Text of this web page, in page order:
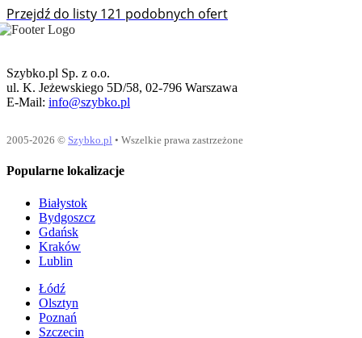
Przejdź do listy 121 podobnych ofert
Szybko.pl Sp. z o.o.
ul. K. Jeżewskiego 5D/58, 02-796 Warszawa
E-Mail: info@szybko.pl
2005-2026 © Szybko.pl • Wszelkie prawa zastrzeżone
Popularne lokalizacje
Białystok
Bydgoszcz
Gdańsk
Kraków
Lublin
Łódź
Olsztyn
Poznań
Szczecin